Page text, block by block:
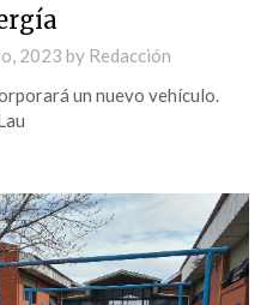
2023 by Redacción
un nuevo vehículo.